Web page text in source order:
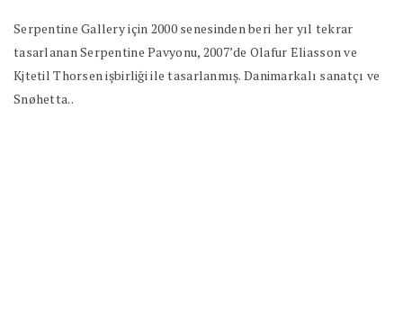
Serpentine Gallery için 2000 senesinden beri her yıl tekrar
tasarlanan Serpentine Pavyonu, 2007’de Olafur Eliasson ve
Kjtetil Thorsen işbirliği ile tasarlanmış. Danimarkalı sanatçı ve
Snøhetta..